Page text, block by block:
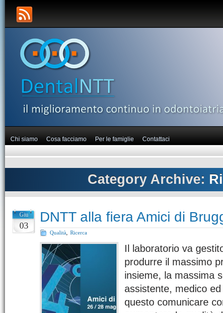
Chi siamo Cosa facciamo Per le famiglie Contattaci
Category Archive:
Giu
03
DNTT alla fiera Amici di
Qualità Ricerca
Il laboratorio va
produrre il massimo
insieme, la massima
assistente, medico
questo comunicare